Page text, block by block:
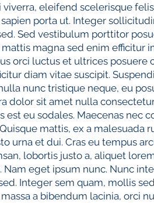
viverra, eleifend scelerisque
porta ut. Integer
Sed vestibulum porttitor
mattis magna sed enim efficitur
orci luctus et ultrices posuere
diam vitae suscipit.
nunc tristique neque, eu
dolor sit amet nulla
est eu sodales. Maecenas nec
mattis, ex a malesuada
urna et dui. Cras eu tempus
lobortis justo a, aliquet
Nam eget ipsum nunc. Nunc
Integer sem quam, mollis
a bibendum lacinia, orci